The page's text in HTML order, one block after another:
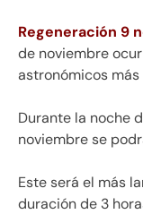
Regeneración 9
de noviembre
astronómicos
Durante la noche
noviembre se
Este será el más
duración de 3